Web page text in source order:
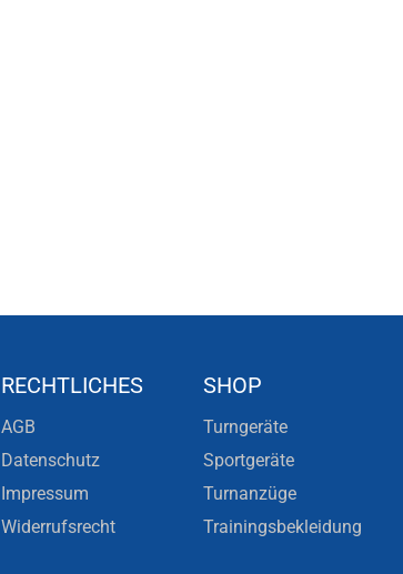
RECHTLICHES
AGB
Datenschutz
Impressum
Widerrufsrecht
SHOP
Turngeräte
Sportgeräte
Turnanzüge
Trainingsbekleidung